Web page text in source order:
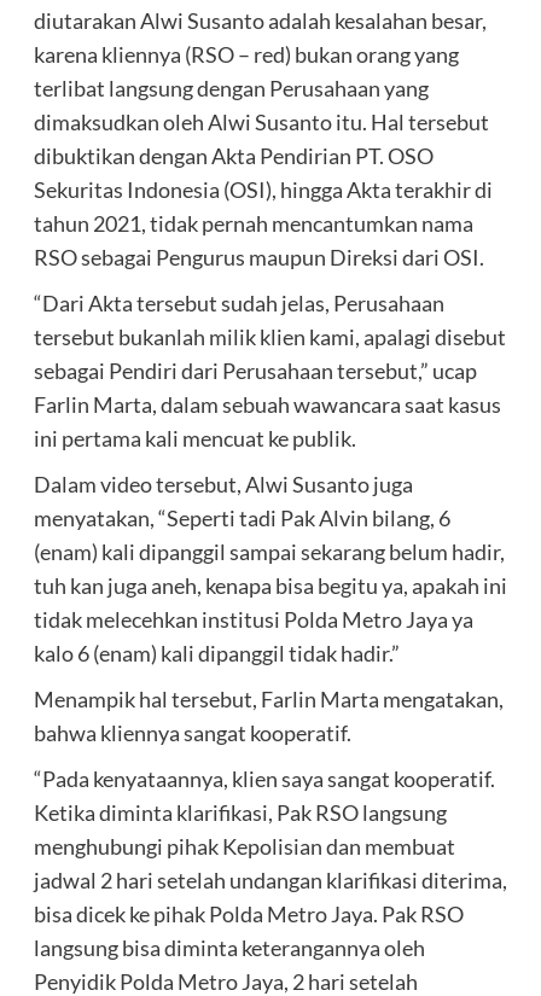
diutarakan Alwi Susanto adalah kesalahan besar,
karena kliennya (RSO – red) bukan orang yang
terlibat langsung dengan Perusahaan yang
dimaksudkan oleh Alwi Susanto itu. Hal tersebut
dibuktikan dengan Akta Pendirian PT. OSO
Sekuritas Indonesia (OSI), hingga Akta terakhir di
tahun 2021, tidak pernah mencantumkan nama
RSO sebagai Pengurus maupun Direksi dari OSI.
“Dari Akta tersebut sudah jelas, Perusahaan
tersebut bukanlah milik klien kami, apalagi disebut
sebagai Pendiri dari Perusahaan tersebut,” ucap
Farlin Marta, dalam sebuah wawancara saat kasus
ini pertama kali mencuat ke publik.
Dalam video tersebut, Alwi Susanto juga
menyatakan, “Seperti tadi Pak Alvin bilang, 6
(enam) kali dipanggil sampai sekarang belum hadir,
tuh kan juga aneh, kenapa bisa begitu ya, apakah ini
tidak melecehkan institusi Polda Metro Jaya ya
kalo 6 (enam) kali dipanggil tidak hadir.”
Menampik hal tersebut, Farlin Marta mengatakan,
bahwa kliennya sangat kooperatif.
“Pada kenyataannya, klien saya sangat kooperatif.
Ketika diminta klarifikasi, Pak RSO langsung
menghubungi pihak Kepolisian dan membuat
jadwal 2 hari setelah undangan klarifikasi diterima,
bisa dicek ke pihak Polda Metro Jaya. Pak RSO
langsung bisa diminta keterangannya oleh
Penyidik Polda Metro Jaya, 2 hari setelah